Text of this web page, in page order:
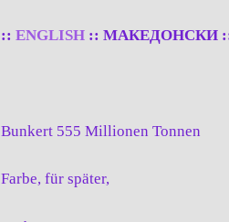
:: ENGLISH :: МАКЕДОНСКИ
Bunkert 555 Millionen Tonnen
Farbe, für später,